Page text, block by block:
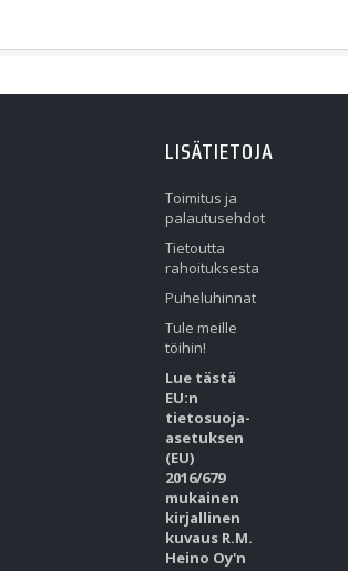
LISÄTIETOJA
Toimitus ja
palautusehdot
Tietoutta
rahoituksesta
Puheluhinnat
Tule meille
töihin!
Lue tästä
EU:n
tietosuoja-
asetuksen
(EU)
2016/679
mukainen
kirjallinen
kuvaus R.M.
Heino Oy'n